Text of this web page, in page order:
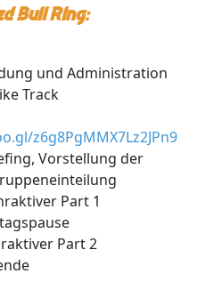
Bull Ring:
und Administration
Track
z6g8PgMMX7Lz2JPn9
Vorstellung der
Part 1
Part 2